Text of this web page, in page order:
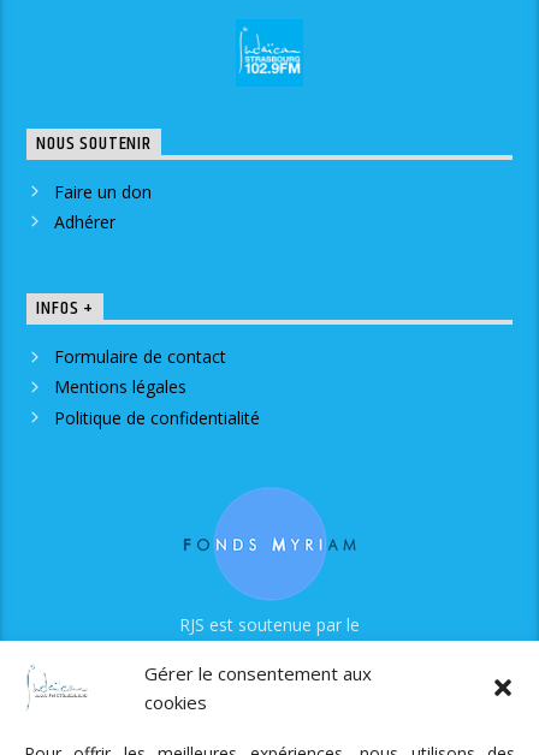
Gérer le consentement aux
cookies
NOUS SOUTENIR
Faire un don
Adhérer
INFOS +
Formulaire de contact
Mentions légales
Politique de confidentialité
RJS est soutenue par le